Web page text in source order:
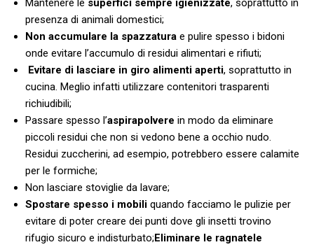
presenza di animali domestici;
Non accumulare la spazzatura e pulire spesso i bidoni
onde evitare l’accumulo di residui alimentari e rifiuti;
Evitare di lasciare in giro alimenti aperti, soprattutto in
cucina. Meglio infatti utilizzare contenitori trasparenti
richiudibili;
Passare spesso l’aspirapolvere in modo da eliminare
piccoli residui che non si vedono bene a occhio nudo.
Residui zuccherini, ad esempio, potrebbero essere calamite
per le formiche;
Non lasciare stoviglie da lavare;
Spostare spesso i mobili quando facciamo le pulizie per
evitare di poter creare dei punti dove gli insetti trovino
rifugio sicuro e indisturbato;Eliminare le ragnatele